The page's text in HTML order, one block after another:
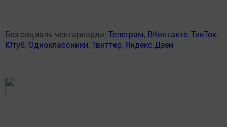
Без социаль челтәрләрдә: Телеграм, ВКонтакте,ТикТок,
Ютуб, Одноклассники,Твиттер, Яндекс.Дзен